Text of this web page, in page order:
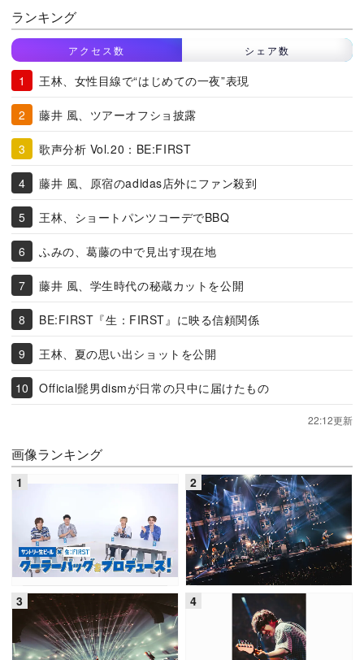
ランキング
アクセス数 シェア数
王林、女性目線で“はじめての一夜”表現
藤井 風、ツアーオフショ披露
歌声分析 Vol.20：BE:FIRST
藤井 風、原宿のadidas店外にファン殺到
王林、ショートパンツコーデでBBQ
ふみの、葛藤の中で見出す現在地
藤井 風、学生時代の秘蔵カットを公開
BE:FIRST『生：FIRST』に映る信頼関係
王林、夏の思い出ショットを公開
Official髭男dismが日常の只中に届けたもの
22:12更新
画像ランキング